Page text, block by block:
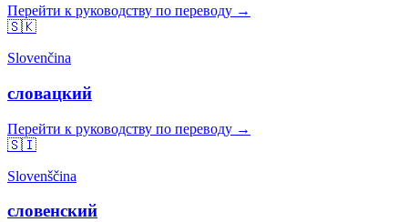
Перейти к руководству по переводу →
🇸🇰
Slovenčina
словацкий
Перейти к руководству по переводу →
🇸🇮
Slovenščina
словенский